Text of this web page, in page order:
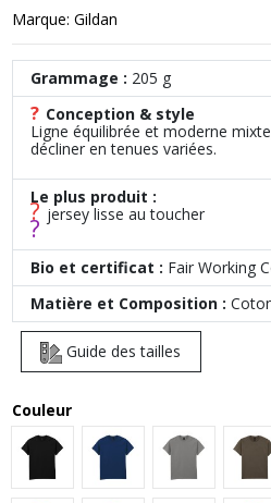
Marque: Gildan
Grammage : 205 g
? Conception & style
Ligne équilibrée et moderne
décliner en tenues variées.
Le plus produit :
? jersey lisse au toucher
?
Bio et certificat : Fair Working
Matière et Composition :
Guide des tailles
Couleur
Black Navy Charcoal